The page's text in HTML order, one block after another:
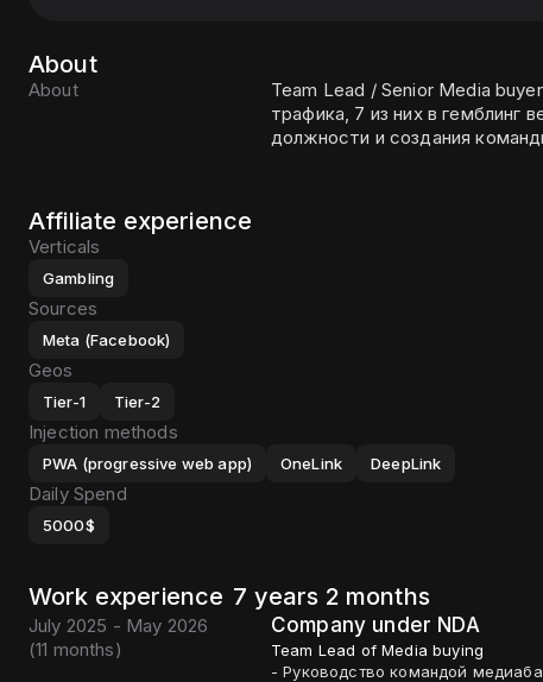
About
About
Team Lead / Senior Media
трафика, 7 из них в гемблинг
должности и создания
Affiliate experience
Verticals
Gambling
Sources
Meta (Facebook)
Geos
Tier-1 Tier-2
Injection methods
PWA (progressive web app) OneLink DeepLink
Daily Spend
5000$
Work experience 7 years 2 months
July 2025 - May 2026
(11 months)
Company under NDA
Team Lead of Media buying
- Руководство командой